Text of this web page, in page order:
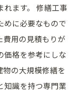
れます。 修繕工事
めに必要なもので
費用の見積もりが
価格を参考にしな
の大規模修繕を
知識を持つ専門業